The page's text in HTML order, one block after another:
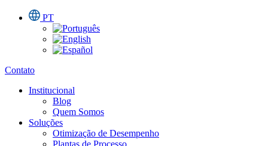
PT
Contato
Institucional
Blog
Quem Somos
Soluções
Otimização de Desempenho
Plantas de Processo